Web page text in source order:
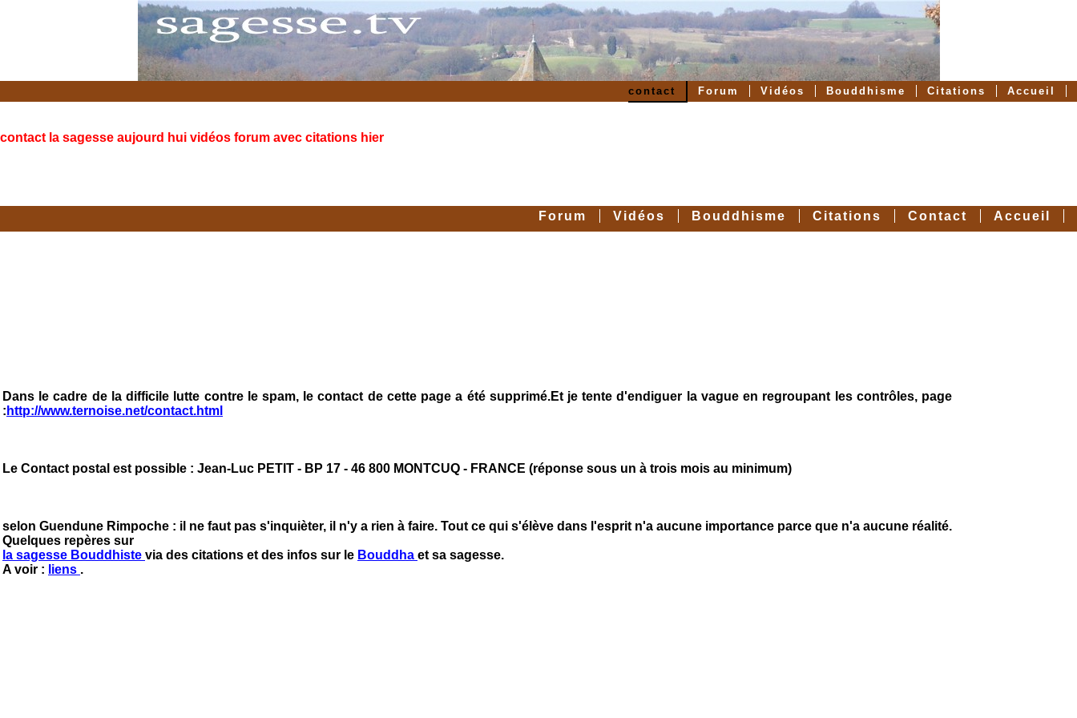
Accueil
Citations
Bouddhisme
Vidéos
Forum
contact
contact la sagesse aujourd hui vidéos forum avec citations hier
Accueil
Contact
Citations
Bouddhisme
Vidéos
Forum
Dans le cadre de la difficile lutte contre le spam, le contact de cette page a été supprimé.Et je tente d'endiguer la vague en regroupant les contrôles, page
: http://www.ternoise.net/contact.html
Le Contact postal est possible : Jean-Luc PETIT - BP 17 - 46 800 MONTCUQ - FRANCE (réponse sous un à trois mois au minimum)
selon Guendune Rimpoche : il ne faut pas s'inquièter, il n'y a rien à faire. Tout ce qui s'élève dans l'esprit n'a aucune importance parce que n'a aucune réalité.
Quelques repères sur
la sagesse Bouddhiste via des citations et des infos sur le Bouddha et sa sagesse.
A voir : liens .